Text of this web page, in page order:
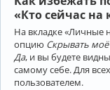
«Кто сейчас
На вкладке «Личные
опцию Скрывать
Да, и вы будете
самому себе. Для
пользователем.